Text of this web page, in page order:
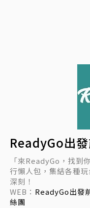
ReadyGo出
「來ReadyGo，找到
行懶人包，集結各種
深刻！
WEB： ReadyGo出發
絲團